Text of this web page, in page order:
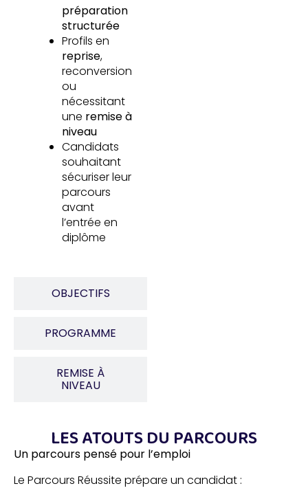
OBJECTIFS
PROGRAMME
REMISE À
NIVEAU
préparation
structurée
Profils en
reprise,
reconversion
ou
nécessitant
une remise à
niveau
Candidats
souhaitant
sécuriser leur
parcours
avant
l’entrée en
diplôme
LES ATOUTS DU PARCOURS
Un parcours pensé pour l’emploi
Le Parcours Réussite prépare un candidat :